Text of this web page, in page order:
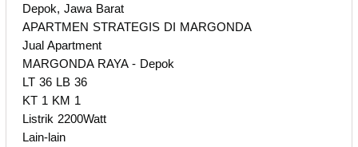
Depok, Jawa Barat
APARTMEN STRATEGIS DI MARGONDA
Jual Apartment
MARGONDA RAYA - Depok
LT 36 LB 36
KT 1 KM 1
Listrik 2200Watt
Lain-lain